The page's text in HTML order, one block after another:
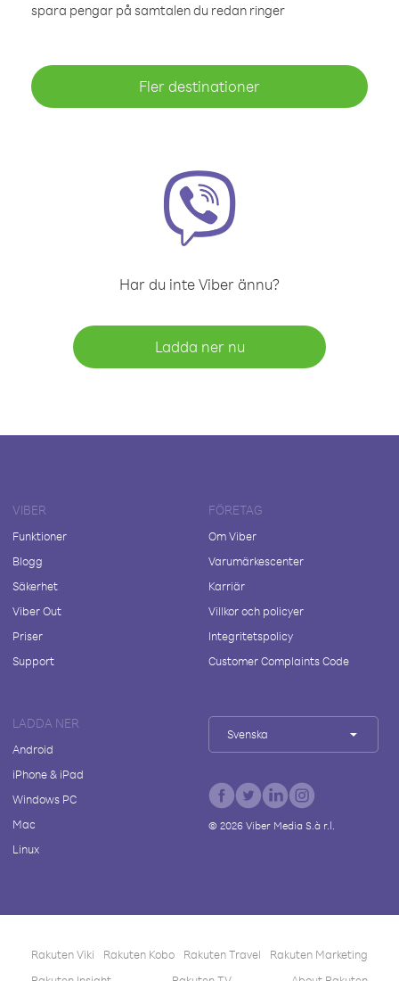
spara pengar på samtalen du redan ringer
Fler destinationer
Har du inte Viber ännu?
Ladda ner nu
VIBER
Funktioner
Blogg
Säkerhet
Viber Out
Priser
Support
FÖRETAG
Om Viber
Varumärkescenter
Karriär
Villkor och policyer
Integritetspolicy
Customer Complaints Code
LADDA NER
Android
iPhone & iPad
Windows PC
Mac
Linux
Svenska
© 2026Viber Media S.à r.l.
Rakuten Viki Rakuten Kobo Rakuten Travel
Rakuten Marketing